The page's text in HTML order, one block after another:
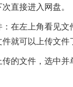
直接进入网盘。
左上角看见文
就可以上传文件
文件，选中并